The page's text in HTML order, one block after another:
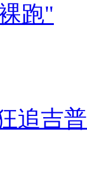
跑"
追吉